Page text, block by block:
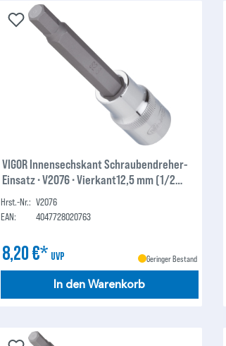
VIGOR Innensechskant Schraubendreher-
Einsatz ∙ V2076 ∙ Vierkant12,5 mm (1/2
Zoll) ∙ Innen-Sechskant Profil ∙ 10 mm
Hrst.-Nr.: V2076
EAN:
4047728020763
8,20 €* UVP Geringer Bestand
In den Warenkorb